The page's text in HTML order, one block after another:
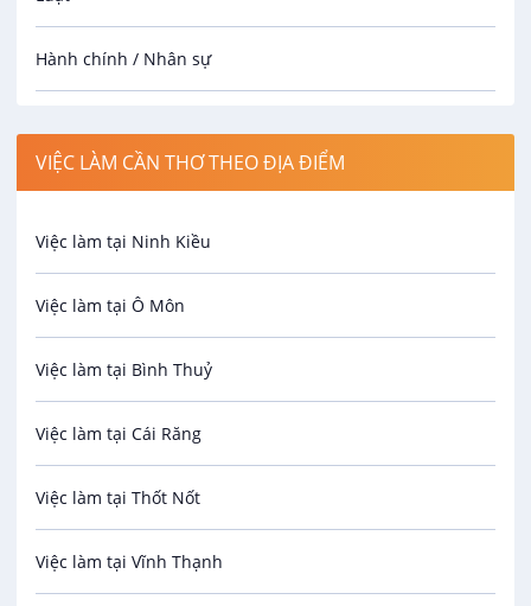
Hành chính / Nhân sự
Spa
Bảo Vệ
An toàn lao động
Bảo hiểm
Biên phiên dịch
Bưu chính viễn thông
Cơ khí
VIỆC LÀM CẦN THƠ THEO ĐỊA ĐIỂM
Việc làm tại Ninh Kiều
Việc làm tại Ô Môn
Việc làm tại Bình Thuỷ
Việc làm tại Cái Răng
Việc làm tại Thốt Nốt
Việc làm tại Vĩnh Thạnh